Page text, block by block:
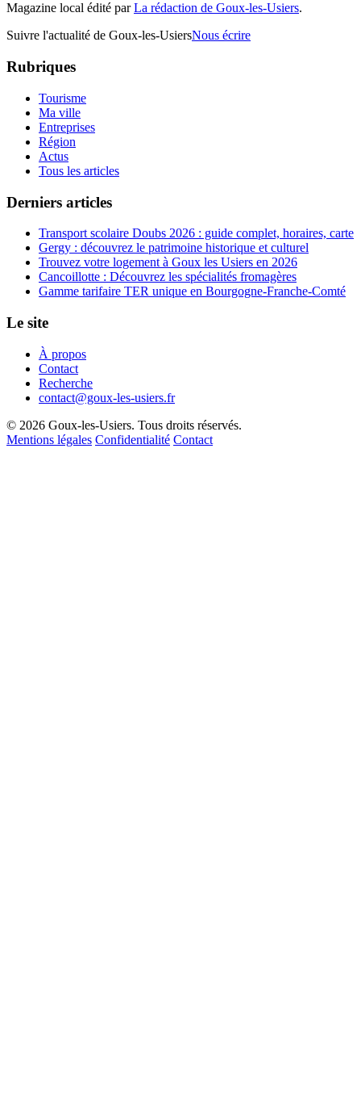
Magazine local édité parLa rédaction de Goux-les-Usiers.
Suivre l'actualité de Goux-les-UsiersNous écrire
Rubriques
Tourisme
Ma ville
Entreprises
Région
Actus
Tous les articles
Derniers articles
Transport scolaire Doubs 2026 : guide complet, horaires, carte
Gergy : découvrez le patrimoine historique et culturel
Trouvez votre logement à Goux les Usiers en 2026
Cancoillotte : Découvrez les spécialités fromagères
Gamme tarifaire TER unique en Bourgogne-Franche-Comté
Le site
À propos
Contact
Recherche
contact@goux-les-usiers.fr
© 2026 Goux-les-Usiers. Tous droits réservés.
Mentions légales Confidentialité Contact